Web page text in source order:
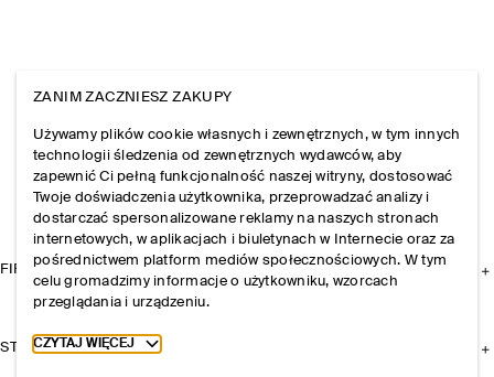
FIRMA
STREFA KLIENTA
ZANIM ZACZNIESZ ZAKUPY
Używamy plików cookie własnych i zewnętrznych, w tym innych
technologii śledzenia od zewnętrznych wydawców, aby
zapewnić Ci pełną funkcjonalność naszej witryny, dostosować
Twoje doświadczenia użytkownika, przeprowadzać analizy i
dostarczać spersonalizowane reklamy na naszych stronach
internetowych, w aplikacjach i biuletynach w Internecie oraz za
pośrednictwem platform mediów społecznościowych. W tym
celu gromadzimy informacje o użytkowniku, wzorcach
przeglądania i urządzeniu.
Toggle more cookie information
CZYTAJ WIĘCEJ